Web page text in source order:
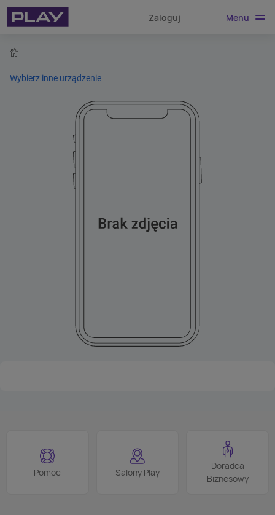
Zaloguj Menu
Wybierz inne urządzenie
Pomoc Salony Play
Doradca
Biznesowy